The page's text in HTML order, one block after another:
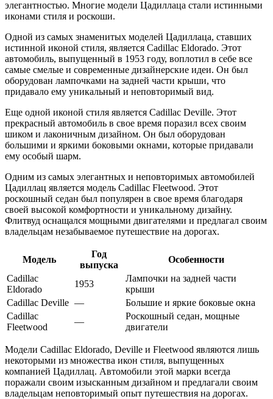
элегантностью. Многие модели Цадиллаца стали истинными
иконами стиля и роскоши.
Одной из самых знаменитых моделей Цадиллаца, ставших
истинной иконой стиля, является Cadillac Eldorado. Этот
автомобиль, выпущенный в 1953 году, воплотил в себе все
самые смелые и современные дизайнерские идеи. Он был
оборудован лампочками на задней части крыши, что
придавало ему уникальный и неповторимый вид.
Еще одной иконой стиля является Cadillac Deville. Этот
прекрасный автомобиль в свое время поразил всех своим
шиком и лаконичным дизайном. Он был оборудован
большими и яркими боковыми окнами, которые придавали
ему особый шарм.
Одним из самых элегантных и неповторимых автомобилей
Цадиллац является модель Cadillac Fleetwood. Этот
роскошный седан был популярен в свое время благодаря
своей высокой комфортности и уникальному дизайну.
Флитвуд оснащался мощными двигателями и предлагал своим
владельцам незабываемое путешествие на дорогах.
Модель
Год
выпуска
Особенности
Cadillac
Eldorado
1953
Лампочки на задней части
крыши
Cadillac Deville —
Большие и яркие боковые окна
Cadillac
Fleetwood
—
Роскошный седан, мощные
двигатели
Модели Cadillac Eldorado, Deville и Fleetwood являются лишь
некоторыми из множества икон стиля, выпущенных
компанией Цадиллац. Автомобили этой марки всегда
поражали своим изысканным дизайном и предлагали своим
владельцам неповторимый опыт путешествия на дорогах.